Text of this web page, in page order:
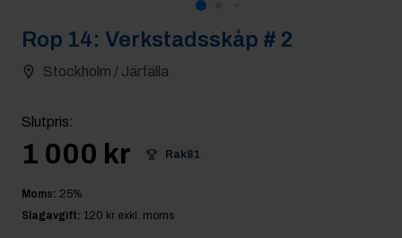
Rop 14: Verkstadsskåp # 2
Stockholm / Järfälla
Slutpris:
1 000 kr Rak81
Moms: 25%
Slagavgift: 120 kr exkl. moms